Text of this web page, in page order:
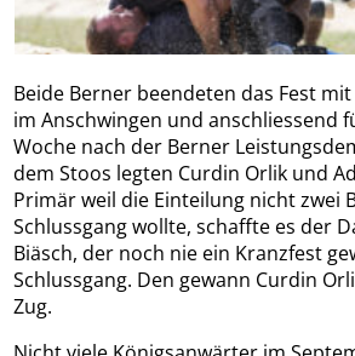
Beide Berner beendeten das Fest
im Anschwingen und anschliessend
Woche nach der Berner
dem Stoos legten Curdin Orlik und
Primär weil die Einteilung nicht zwei
Schlussgang wollte, schaffte es der
Biäsch, der noch nie ein Kranzfest
Schlussgang. Den gewann Curdin
Zug.